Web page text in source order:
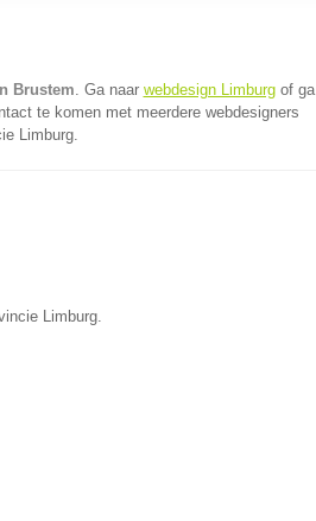
Brustem. Ga naar webdesign Limburgof ga
te komen met meerdere webdesigners
Limburg.
Limburg.